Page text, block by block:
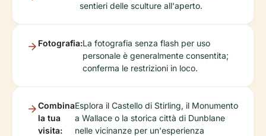
sentieri delle sculture all'aperto.
Fotografia:La fotografia senza flash per uso
personale è generalmente consentita;
conferma le restrizioni in loco.
Combina
la tua
visita:
Esplora il Castello di Stirling, il Monumento
a Wallace o la storica città di Dunblane
nelle vicinanze per un'esperienza